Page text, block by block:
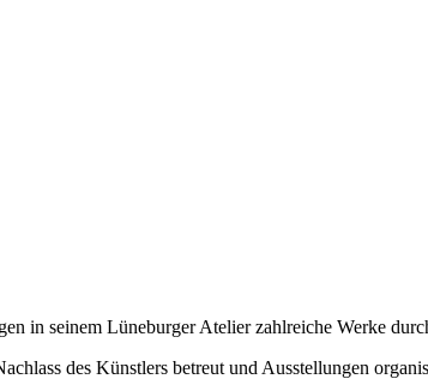
in seinem Lüneburger Atelier zahlreiche Werke
des Künstlers betreut und Ausstellungen